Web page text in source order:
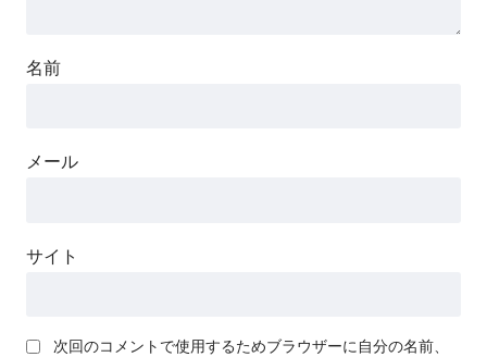
名前
メール
サイト
次回のコメントで使用するためブラウザーに自分の名前、